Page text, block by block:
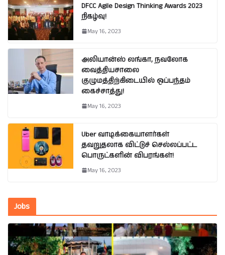
DFCC Agile Design Thinking Awards 2023
நிகழ்வு!
May 16, 2023
அலியான்ஸ் லங்கா, நவலோக
வைத்தியசாலை
குழுமத்திற்கிடையில் ஒப்பந்தம்
கைச்சாத்து!
May 16, 2023
Uber வாடிக்கையாளர்கள்
தவறுதலாக விட்டுச் செல்லப்பட்ட
பொருட்களின் விபரங்கள்!
May 16, 2023
Jobs